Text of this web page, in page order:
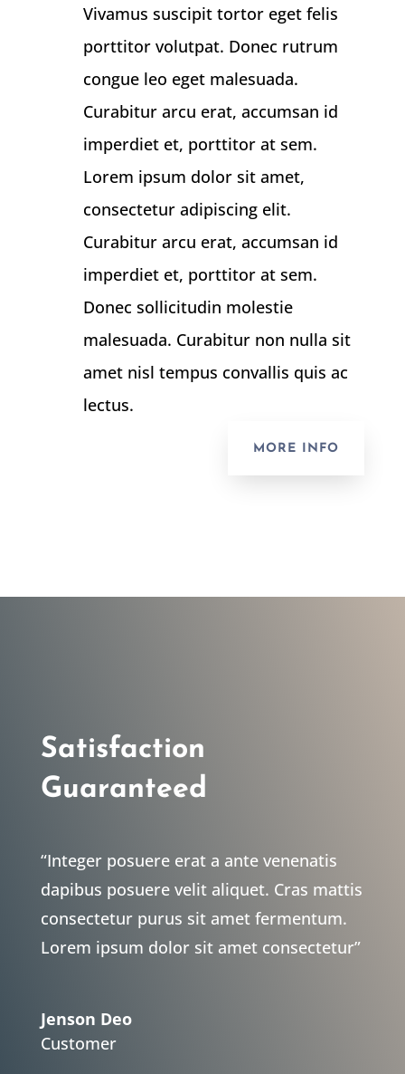
Vivamus suscipit tortor eget felis
porttitor volutpat. Donec rutrum
congue leo eget malesuada.
Curabitur arcu erat, accumsan id
imperdiet et, porttitor at sem.
Lorem ipsum dolor sit amet,
consectetur adipiscing elit.
Curabitur arcu erat, accumsan id
imperdiet et, porttitor at sem.
Donec sollicitudin molestie
malesuada. Curabitur non nulla sit
amet nisl tempus convallis quis ac
lectus.
MORE INFO
Satisfaction
Guaranteed
“Integer posuere erat a ante venenatis
dapibus posuere velit aliquet. Cras mattis
consectetur purus sit amet fermentum.
Lorem ipsum dolor sit amet consectetur”
Jenson Deo
Customer